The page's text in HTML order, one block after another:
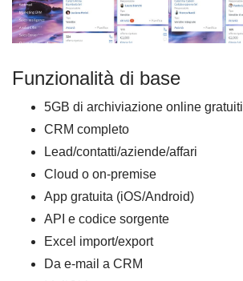
Funzionalità di base
5GB di archiviazione online gratuiti
CRM completo
Lead/contatti/aziende/affari
Cloud o on-premise
App gratuita (iOS/Android)
API e codice sorgente
Excel import/export
Da e-mail a CRM